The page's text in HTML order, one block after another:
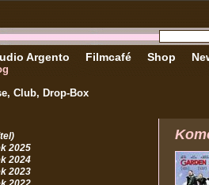
Club, Drop-Box
Argento Filmcafé Shop
2025
2024
2023